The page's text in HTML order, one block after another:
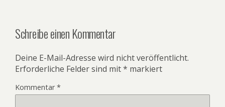
Schreibe einen Kommentar
Deine E-Mail-Adresse wird nicht veröffentlicht.
Erforderliche Felder sind mit* markiert
Kommentar*